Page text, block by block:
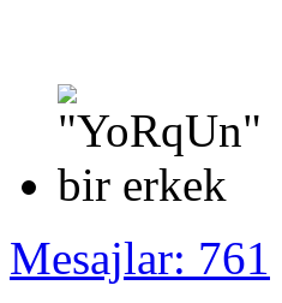
Mesajlar: 761